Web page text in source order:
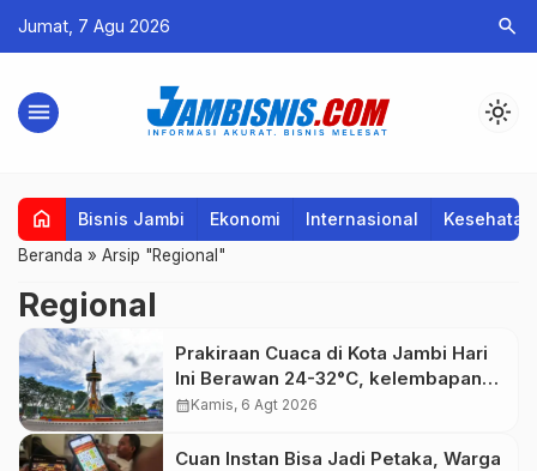
Jumat, 7 Agu 2026 search
menu light_mode
home Bisnis Jambi Ekonomi Internasional Kesehatan
Beranda » Arsip "Regional"
Regional
Prakiraan Cuaca di Kota Jambi Hari
Ini Berawan 24-32°C, kelembapan
59-97 persen.
calendar_monthKamis, 6 Agt 2026
Cuan Instan Bisa Jadi Petaka, Warga